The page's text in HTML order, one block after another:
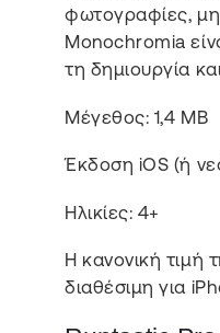
φωτογραφίες,
Monochromia
τη δημιουργία
Μέγεθος: 1,4 MB
Έκδοση iOS (ή
Ηλικίες: 4+
Η κανονική τιμή
διαθέσιμη για